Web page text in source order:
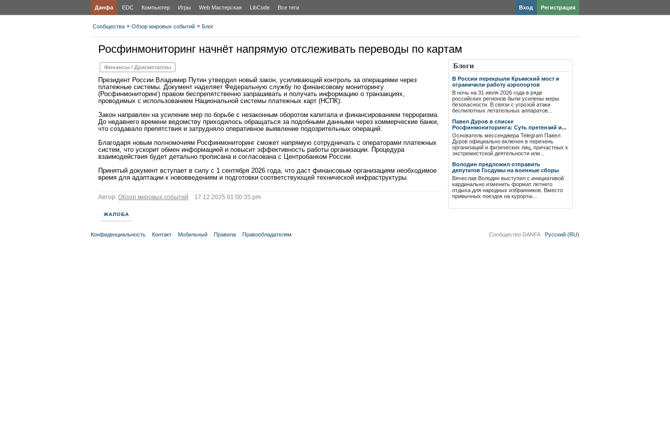
Данфа EDC Компьютер Игры Web Мастерская LibCode Все теги Регистрация
Вход
Сообщества » Обзор мировых событий » Блог
Росфинмониторинг начнёт напрямую отслеживать переводы по картам
Финансы / Драгметаллы
Президент России Владимир Путин утвердил новый закон, усиливающий контроль за операциями через
платежные системы. Документ наделяет Федеральную службу по финансовому мониторингу
(Росфинмониторинг) правом беспрепятственно запрашивать и получать информацию о транзакциях,
проводимых с использованием Национальной системы платежных карт (НСПК).
Закон направлен на усиление мер по борьбе с незаконным оборотом капитала и финансированием терроризма.
До недавнего времени ведомству приходилось обращаться за подобными данными через коммерческие банки,
что создавало препятствия и затрудняло оперативное выявление подозрительных операций.
Благодаря новым полномочиям Росфинмониторинг сможет напрямую сотрудничать с операторами платежных
систем, что ускорит обмен информацией и повысит эффективность работы организации. Процедура
взаимодействия будет детально прописана и согласована с Центробанком России.
Принятый документ вступает в силу с 1 сентября 2026 года, что даст финансовым организациям необходимое
время для адаптации к нововведениям и подготовки соответствующей технической инфраструктуры.
Автор: Обзор мировых событий 17.12.2025 01:00:35 pm
ЖАЛОБА
Блоги
В России перекрыли Крымский мост и
ограничили работу аэропортов
В ночь на 31 июля 2026 года в ряде
российских регионов были усилены меры
безопасности. В связи с угрозой атаки
беспилотных летательных аппаратов...
Павел Дуров в списке
Росфинмониторинга: Суть претензий и...
Основатель мессенджера Telegram Павел
Дуров официально включен в перечень
организаций и физических лиц, причастных к
экстремистской деятельности или...
Володин предложил отправить
депутатов Госдумы на военные сборы
Вячеслав Володин выступил с инициативой
кардинально изменить формат летнего
отдыха для народных избранников. Вместо
привычных поездок на курорты...
Конфиденциальность Контакт Мобильный Правила Правообладателям Сообщество DANFA · Русский (RU)